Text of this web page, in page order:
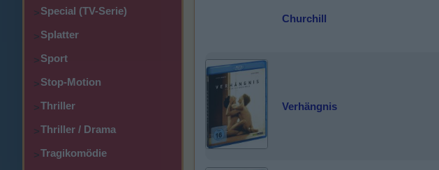
>Special (TV-Serie)
>Splatter
>Sport
>Stop-Motion
>Thriller
>Thriller / Drama
>Tragikomödie
Churchill
Verhängnis